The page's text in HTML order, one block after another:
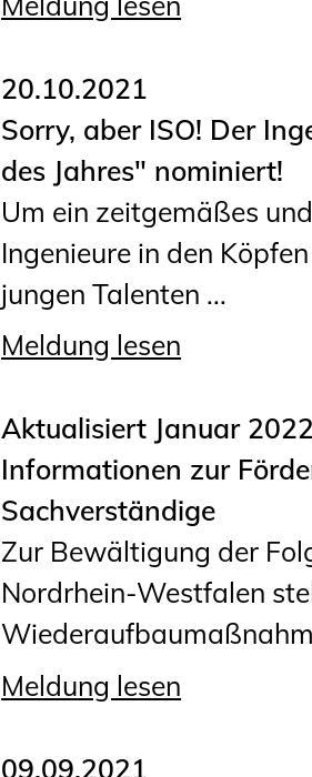
Zusatzqualifikationen
20.10.2021
Sorry, aber ISO! Der
des Jahres" nominiert!
Um ein zeitgemäßes
Ingenieure in den
jungen Talenten ...
Meldung lesen
Aktualisiert Januar 2022
Informationen zur
Sachverständige
Zur Bewältigung der
Nordrhein-Westfalen
Meldung lesen
09.09.2021